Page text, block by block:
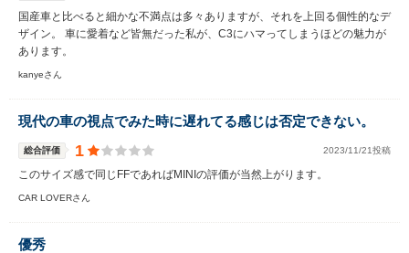
国産車と比べると細かな不満点は多々ありますが、それを上回る個性的なデ
ザイン。 車に愛着など皆無だった私が、C3にハマってしまうほどの魅力が
あります。
kanyeさん
現代の車の視点でみた時に遅れてる感じは否定できない。
総合評価 1 2023/11/21投稿
このサイズ感で同じFFであればMINIの評価が当然上がります。
CAR LOVERさん
優秀